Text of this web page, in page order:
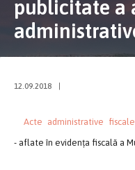
publicitate a
12.09.2018
Acte administrative fiscale
- aflate în evidența fiscală a